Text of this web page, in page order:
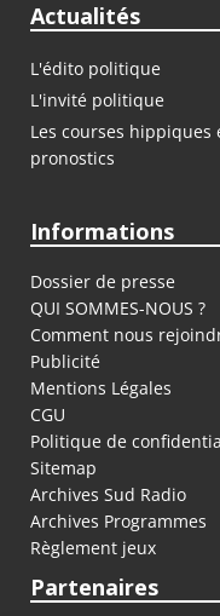
Actualités
L'édito politique
L'invité politique
Les courses hippiques
pronostics
Informations
Dossier de presse
QUI SOMMES-NOUS ?
Comment nous
Publicité
Mentions Légales
CGU
Politique de
Sitemap
Archives Sud Radio
Archives Programmes
Règlement jeux
Partenaires